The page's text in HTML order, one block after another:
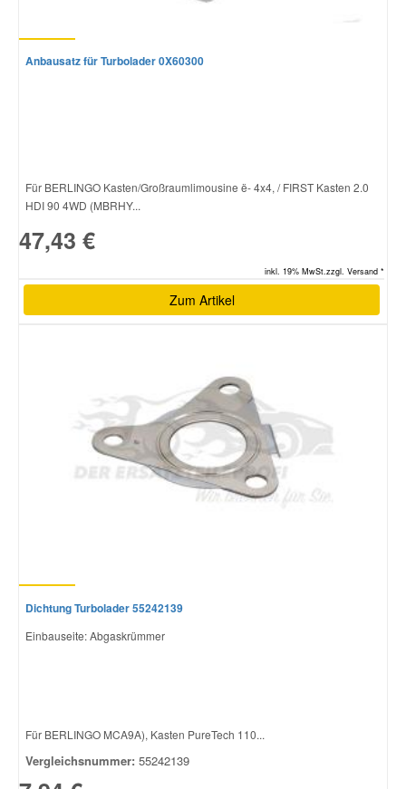
Anbausatz für Turbolader 0X60300
Für BERLINGO Kasten/Großraumlimousine ë- 4x4, / FIRST Kasten 2.0
HDI 90 4WD (MBRHY...
47,43 €
inkl. 19% MwSt.zzgl. Versand *
Zum Artikel
Dichtung Turbolader 55242139
Einbauseite: Abgaskrümmer
Für BERLINGO MCA9A), Kasten PureTech 110...
Vergleichsnummer: 55242139